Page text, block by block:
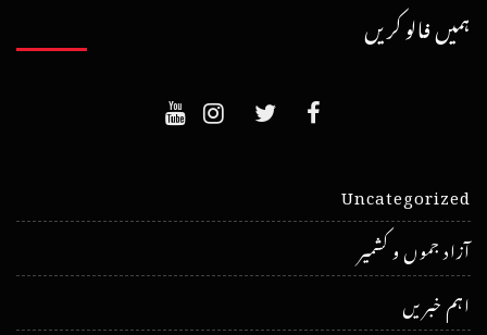
ہمیں فالو کریں
Uncategorized
آزاد جموں و کشمیر
اہم خبریں